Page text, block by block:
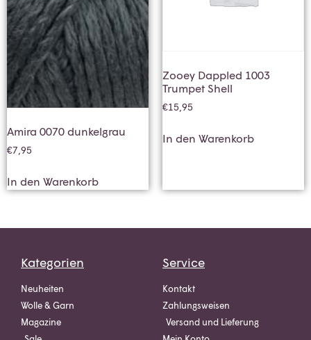
Amira 0070 dunkelgrau
€7,95
In den Warenkorb
Zooey Dappled 1003
Trumpet Shell
€15,95
In den Warenkorb
Kategorien
Neuheiten
Wolle & Garn
Magazine
Service
Kontakt
Zahlungsweisen
Versand und Lieferung